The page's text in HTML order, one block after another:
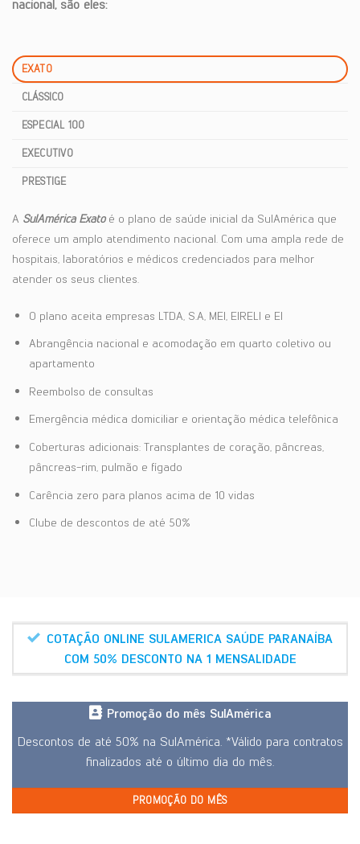
nacional, são eles:
EXATO
CLÁSSICO
ESPECIAL 100
EXECUTIVO
PRESTIGE
A SulAmérica Exatoé o plano de saúde inicial da SulAmérica que
oferece um amplo atendimento nacional. Com uma ampla rede de
hospitais, laboratórios e médicos credenciados para melhor
atender os seus clientes.
O plano aceita empresas LTDA, S.A, MEI, EIRELI e EI
Abrangência nacional e acomodação em quarto coletivo ou
apartamento
Reembolso de consultas
Emergência médica domiciliar e orientação médica telefônica
Coberturas adicionais: Transplantes de coração, pâncreas,
pâncreas-rim, pulmão e fígado
Carência zero para planos acima de 10 vidas
Clube de descontos de até 50%
COTAÇÃO ONLINE SULAMERICA SAÚDE PARANAÍBA
COM 50% DESCONTO NA 1 MENSALIDADE
Promoção do mês SulAmérica
Descontos de até 50% na SulAmérica. *Válido para contratos
finalizados até o último dia do mês.
PROMOÇÃO DO MÊS